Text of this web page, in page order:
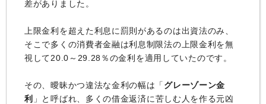
差がありました。
上限金利を超えた利息に罰則があるのは出資法のみ、
そこで多くの消費者金融は利息制限法の上限金利を無
視して20.0～29.28％の金利を適用していたのです。
その、曖昧かつ違法な金利の幅は「 グレーゾーン金
利 」と呼ばれ、多くの借金返済に苦しむ人を作る元凶